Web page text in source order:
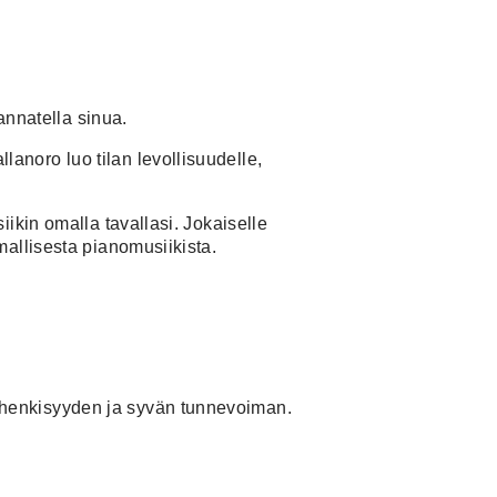
sinua.
luo tilan levollisuudelle,
omalla tavallasi. Jokaiselle
pianomusiikista.
ja syvän tunnevoiman.